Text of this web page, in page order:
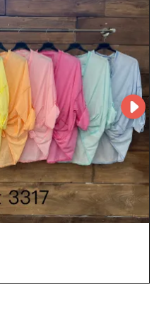
completano la collezione,
e di stile.
si traduce in un servizio
del cliente.
grossista garantisce
ed efficiente,
ordinare in totale serenità.
e la qualità costante dei
reputazione di Nova ancla
un servizio di fiducia. Per i
offrire il meglio ai propri
è un punto di
stile, efficienza e
Nova ancla S.L, assicuri
vincente e al tuo
di tendenza.